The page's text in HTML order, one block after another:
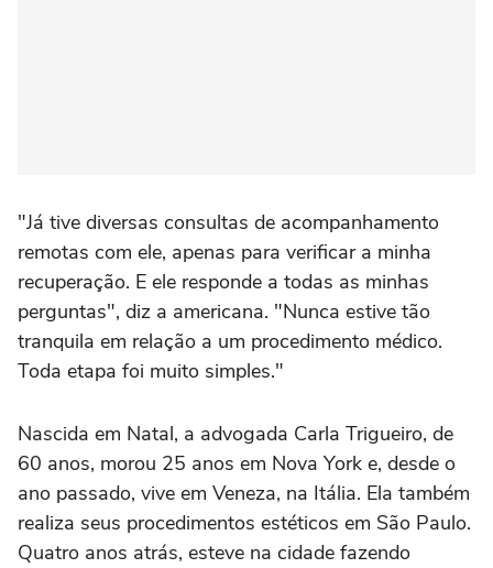
"Já tive diversas consultas de acompanhamento
remotas com ele, apenas para verificar a minha
recuperação. E ele responde a todas as minhas
perguntas", diz a americana. "Nunca estive tão
tranquila em relação a um procedimento médico.
Toda etapa foi muito simples."
Nascida em Natal, a advogada Carla Trigueiro, de
60 anos, morou 25 anos em Nova York e, desde o
ano passado, vive em Veneza, na Itália. Ela também
realiza seus procedimentos estéticos em São Paulo.
Quatro anos atrás, esteve na cidade fazendo